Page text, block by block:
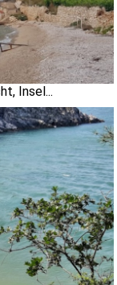
Insel...